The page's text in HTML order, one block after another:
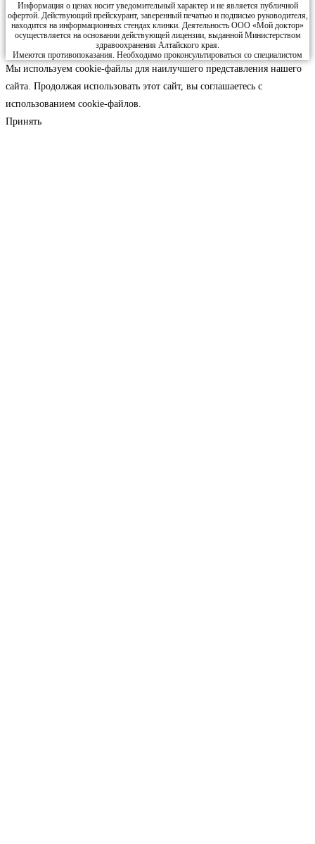
Информация о ценах носит уведомительный характер и не является публичной
офертой. Действующий прейскурант, заверенный печатью и подписью руководителя,
находится на информационных стендах клинки. Деятельность ООО «Мой доктор»
осуществляется на основании действующей лицензии, выданной Министерством
здравоохранения Алтайского края.
Имеются противопоказания. Необходимо проконсультироваться со специалистом
Мы используем cookie-файлы для наилучшего представления нашего
сайта. Продолжая использовать этот сайт, вы соглашаетесь с
использованием cookie-файлов.
Принять